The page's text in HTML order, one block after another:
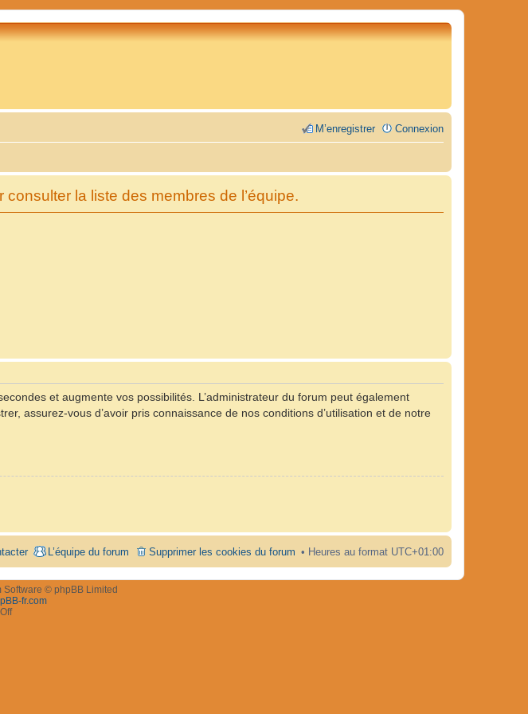
Connexion
M’enregistrer
la liste des membres de l’équipe.
et augmente vos possibilités. L’administrateur du forum peut également
assurez-vous d’avoir pris connaissance de nos conditions d’utilisation et de notre
Heures au format UTC+01:00
Supprimer les cookies du forum
L’équipe du forum
Software © phpBB Limited
fr.com